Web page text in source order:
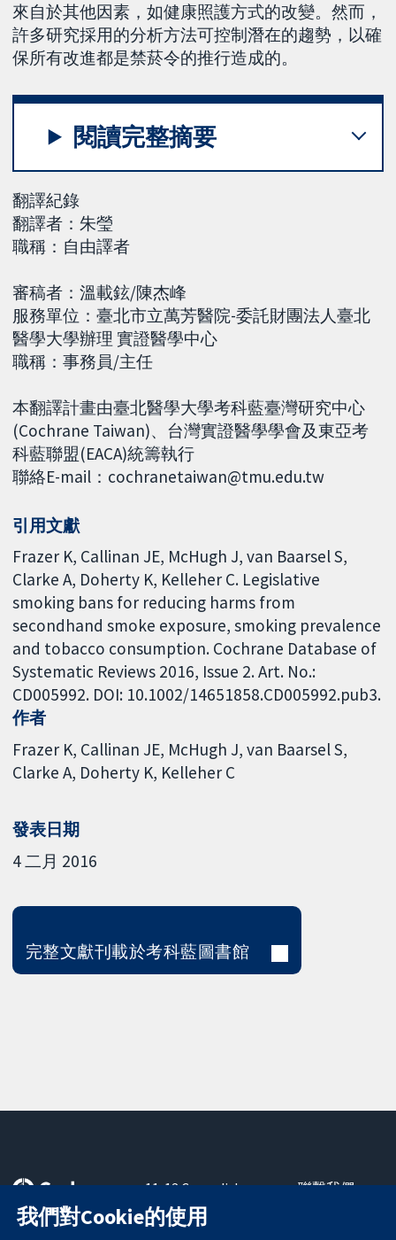
來自於其他因素，如健康照護方式的改變。然而，
許多研究採用的分析方法可控制潛在的趨勢，以確
保所有改進都是禁菸令的推行造成的。
閱讀完整摘要
翻譯紀錄
翻譯者：朱瑩
職稱：自由譯者
審稿者：溫載鉉/陳杰峰
服務單位：臺北市立萬芳醫院-委託財團法人臺北
醫學大學辦理 實證醫學中心
職稱：事務員/主任
本翻譯計畫由臺北醫學大學考科藍臺灣研究中心
(Cochrane Taiwan)、台灣實證醫學學會及東亞考
科藍聯盟(EACA)統籌執行
聯絡E-mail：cochranetaiwan@tmu.edu.tw
引用文獻
Frazer K, Callinan JE, McHugh J, van Baarsel S,
Clarke A, Doherty K, Kelleher C. Legislative
smoking bans for reducing harms from
secondhand smoke exposure, smoking prevalence
and tobacco consumption. Cochrane Database of
Systematic Reviews 2016, Issue 2. Art. No.:
CD005992. DOI: 10.1002/14651858.CD005992.pub3.
作者
Frazer K Callinan JE McHugh J van Baarsel S
Clarke A Doherty K Kelleher C
發表日期
4 二月 2016
完整文獻刊載於考科藍圖書館
可信任實證
11-13 Cavendish
Square
London
聯繫我們
我們對Cookie的使用